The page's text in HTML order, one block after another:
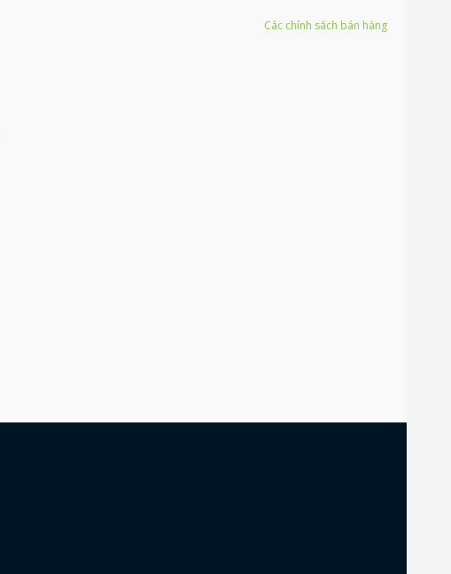
Các chính sách bán hàng